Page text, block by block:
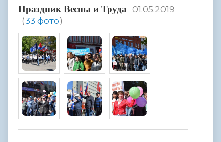
Праздник Весны и Труда
01.05.2019
(33 фото)